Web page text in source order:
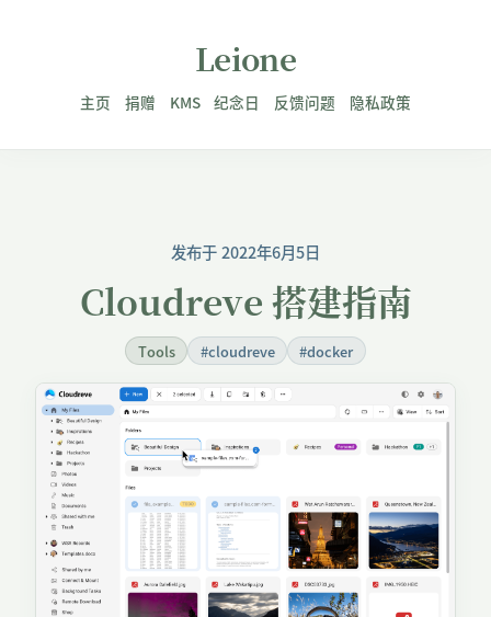
Leione
主页 捐赠 KMS 纪念日 反馈问题 隐私政策
发布于 2022年6月5日
Cloudreve 搭建指南
Tools #cloudreve #docker